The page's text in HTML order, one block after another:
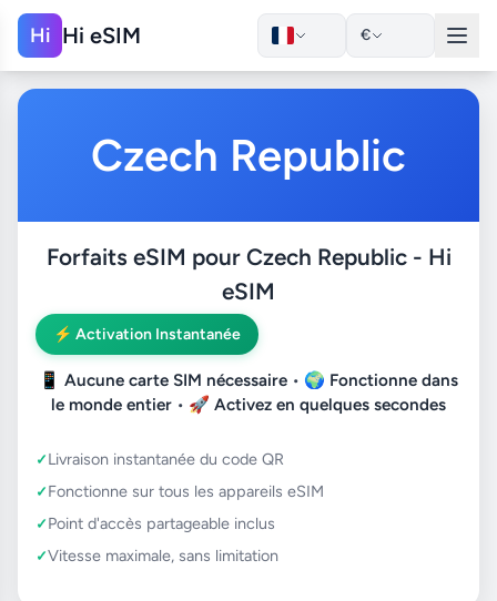
Hi Hi eSIM €
Czech Republic
Forfaits eSIM pour Czech Republic - Hi
eSIM
⚡ Activation Instantanée
📱 Aucune carte SIM nécessaire • 🌍 Fonctionne dans
le monde entier • 🚀 Activez en quelques secondes
Livraison instantanée du code QR
Fonctionne sur tous les appareils eSIM
Point d'accès partageable inclus
Vitesse maximale, sans limitation